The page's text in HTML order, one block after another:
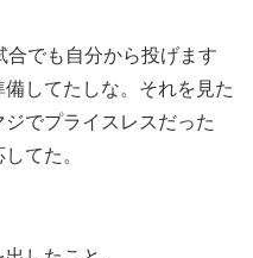
合でも自分から投げます
してたしな。それを見た
でプライスレスだった
てた。